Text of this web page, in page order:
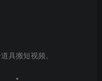
具搬短视频。